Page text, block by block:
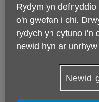
Dyma sut y
Age Cymru
Gwynedd
Rydym yn
o'n gwefan i chi.
rydych yn cytuno i'n
newid hyn ar unrhyw
Newid